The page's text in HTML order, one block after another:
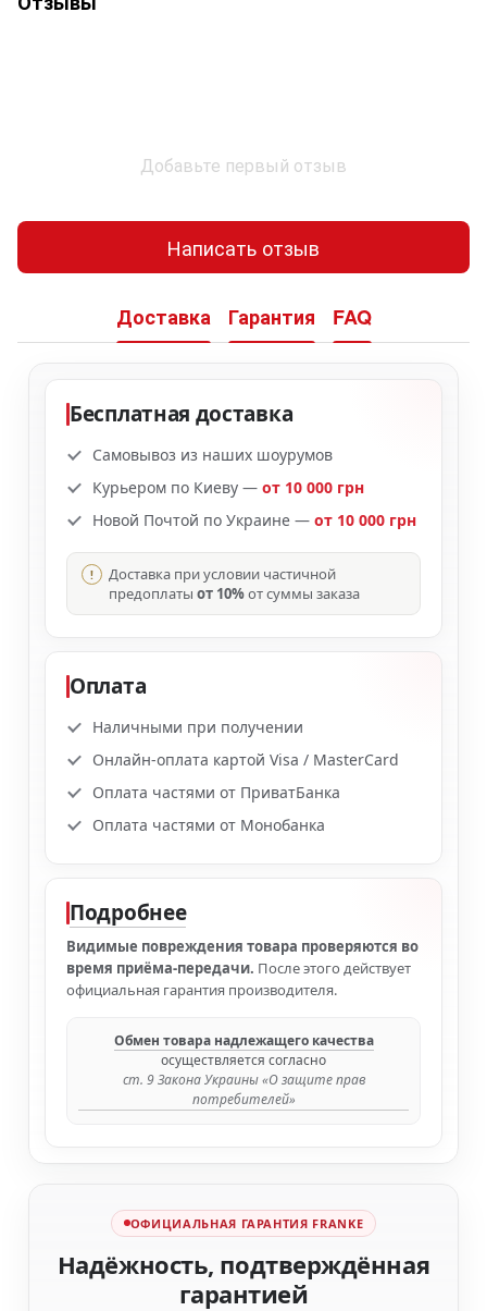
Добавьте первый отзыв
Написать отзыв
Доставка Гарантия FAQ
Бесплатная доставка
Самовывоз из наших шоурумов
Курьером по Киеву — от 10 000 грн
Новой Почтой по Украине — от 10 000 грн
Доставка при условии частичной
предоплаты от 10%от суммы заказа
Оплата
Наличными при получении
Онлайн-оплата картой Visa / MasterCard
Оплата частями от ПриватБанка
Оплата частями от Монобанка
Подробнее
Видимые повреждения товара проверяются во
время приёма-передачи. После этого действует
официальная гарантия производителя.
Обмен товара надлежащего качества
осуществляется согласно
ст. 9 Закона Украины «О защите прав
потребителей»
ОФИЦИАЛЬНАЯ ГАРАНТИЯ FRANKE
Надёжность, подтверждённая
гарантией